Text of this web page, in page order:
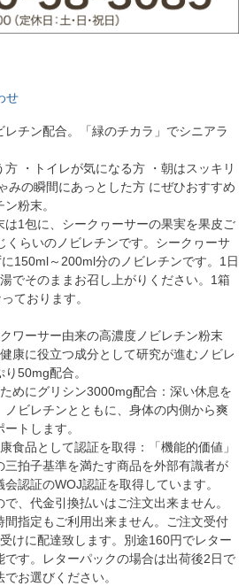
せ
レチン配合。「緑のチカラ」でシニアラ
方 ・トイレが気になる方 ・朝はスッキリ
みの瞬間にあっとした方 にぜひおすすめ
粉末。
1包に、シークヮーサーの果実を果皮ご
くらいのノビレチンです。シークヮーサ
150ml～200ml分のノビレチンです。1日
でそのままお召し上がりください。1箱
ております。
ワーサー由来の高濃度ノビレチン粉末
康に役立つ成分として研究が進むノビレ
50mg配合。
めにグリシン3000mg配合：深い休息を
ノビレチンとともに、身体の内側から爽
トします。
食品として認証を取得：「機能的価値」
三拍子基準を満たす商品を外部有識者が
認証のWOJ認証を取得しています。
、代金引換払いはご注文出来ません。
間指定もご利用出来ません。ご注文受付
けに配達致します。別途160円でレター
す。レターパックの場合は出荷後2日で
お選びください。